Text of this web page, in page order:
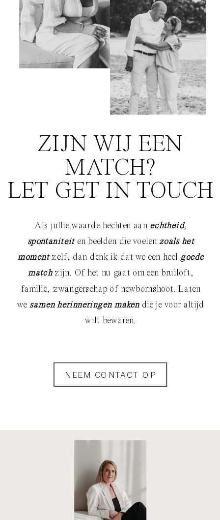
NEEM CONTACT OP
Als jullie waarde hechten aan echtheid,
spontaniteiten beelden die voelenzoals het
momentzelf, dan denk ik dat we een heelgoede
matchzijn. Of het nu gaat om een bruiloft,
familie, zwangerschap of newbornshoot. Laten
we samen herinneringen makendie je voor altijd
wilt bewaren.
ZIJN WIJ EEN
MATCH?
LET GET IN TOUCH